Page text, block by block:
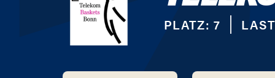
2021 / 2022
PLATZ:7